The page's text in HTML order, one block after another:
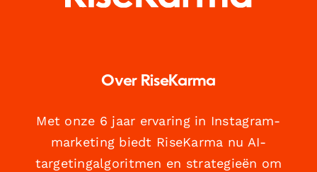
Over RiseKarma
Met onze 6 jaar ervaring in Instagram-
marketing biedt RiseKarma nu AI-
targetingalgoritmen en strategieën om